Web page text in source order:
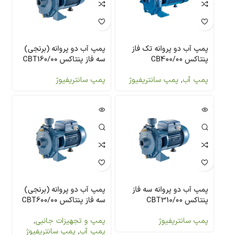
پمپ آب دو پروانه تک فاز
پنتاکس CB400/00
پمپ آب, پمپ سانتریفیوژ
پمپ آب دو پروانه (برنجی)
سه فاز پنتاکس CBT160/00
پمپ سانتریفیوژ
پمپ آب دو پروانه سه فاز
پنتاکس CBT310/00
پمپ سانتریفیوژ
پمپ آب دو پروانه (برنجی)
سه فاز پنتاکس CBT600/00
پمپ و تجهیزات جانبی,
پمپ آب, پمپ سانتریفیوژ